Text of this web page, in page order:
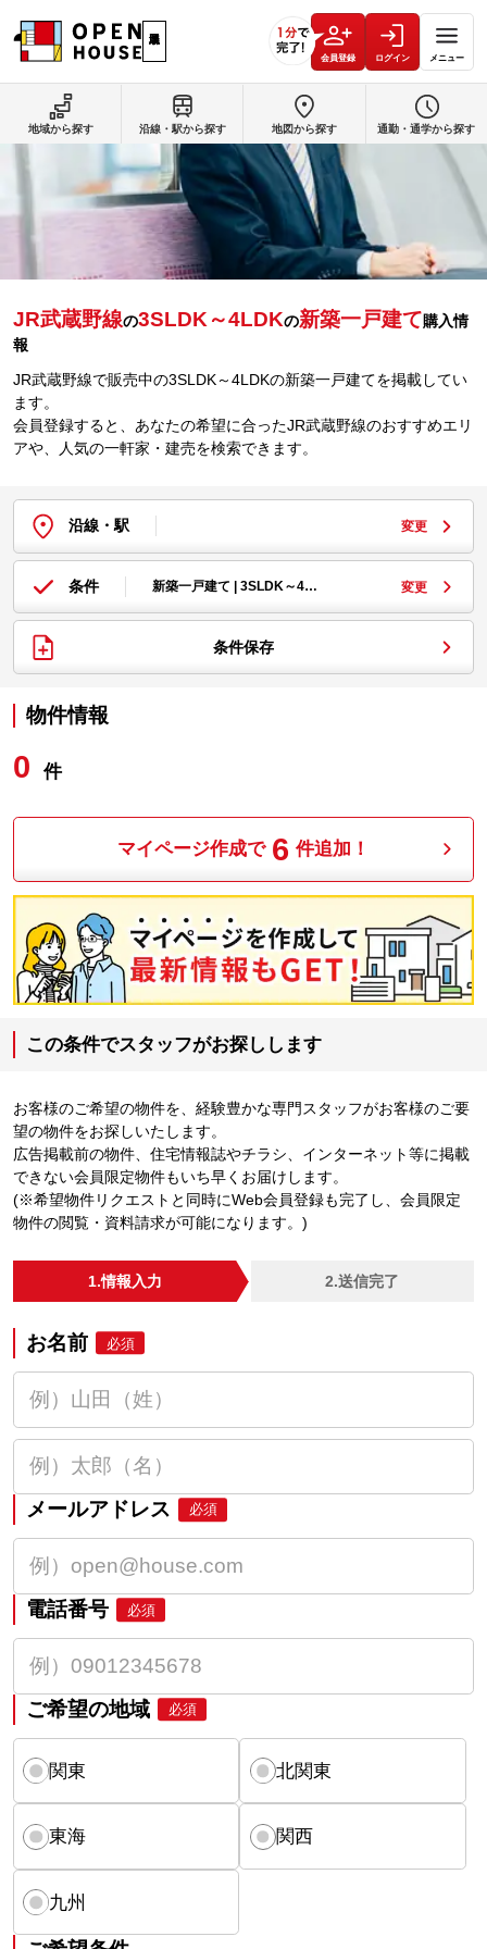
会員登録 ログイン メニュー
JR武蔵野線の3SLDK～4LDKの新築一戸建て購入情
報
JR武蔵野線で販売中の3SLDK～4LDKの新築一戸建てを掲載してい
ます。
会員登録すると、あなたの希望に合ったJR武蔵野線のおすすめエリ
アや、人気の一軒家・建売を検索できます。
沿線・駅 変更
条件 新築一戸建て | 3SLDK～4… 変更
条件保存
物件情報
0 件
マイページ作成で 6 件追加！
この条件でスタッフがお探しします
お客様のご希望の物件を、経験豊かな専門スタッフがお客様のご要
望の物件をお探しいたします。
広告掲載前の物件、住宅情報誌やチラシ、インターネット等に掲載
できない会員限定物件もいち早くお届けします。
(※希望物件リクエストと同時にWeb会員登録も完了し、会員限定
物件の閲覧・資料請求が可能になります。)
1.情報入力 2.送信完了
お名前 必須
メールアドレス 必須
電話番号 必須
ご希望の地域 必須
関東 北関東
東海 関西
九州
地域から探す 沿線・駅から探す 地図から探す 通勤・通学から探す